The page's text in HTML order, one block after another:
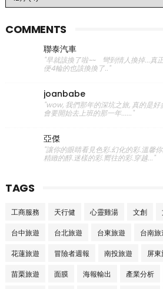
COMMENTS
聯泰汽車
"早就該換了啦~~ 彎到情人換掉...真
便4輪的也該換換了.."
joanbabe
"wow, 我們那年的深坑之旅, 真的是
會要開始去上班的那一年......"
亞傑
"讓你的眼睛看見色彩.幻化的彩.溫馨
精緻的醇.迷樣的彩.嚮往的彩.穿越..."
TAGS
工商服務 天行健 心靈雞湯 文創
台中旅遊 台北旅遊 台東旅遊 台南旅
花蓮旅遊 冒險者週報 南投旅遊 屏
苗栗旅遊 面膜 海報輸出 產業分析